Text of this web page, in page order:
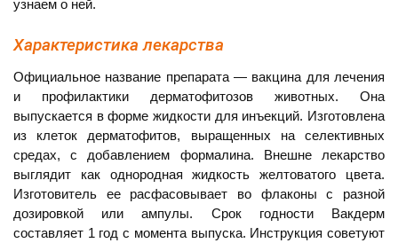
узнаем о ней.
Характеристика лекарства
Официальное название препарата — вакцина для лечения
и профилактики дерматофитозов животных. Она
выпускается в форме жидкости для инъекций. Изготовлена
из клеток дерматофитов, выращенных на селективных
средах, с добавлением формалина. Внешне лекарство
выглядит как однородная жидкость желтоватого цвета.
Изготовитель ее расфасовывает во флаконы с разной
дозировкой или ампулы. Срок годности Вакдерм
составляет 1 год с момента выпуска. Инструкция советуют